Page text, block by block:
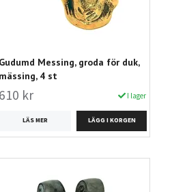
Gudumd Messing, groda för duk,
mässing, 4 st
610 kr I lager
LÄS MER